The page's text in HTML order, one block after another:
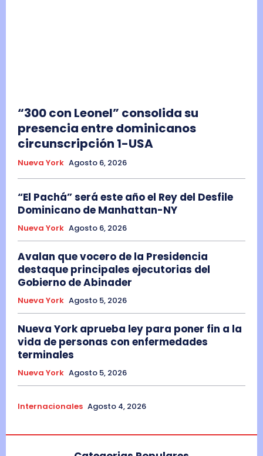
“300 con Leonel” consolida su
presencia entre dominicanos
circunscripción 1-USA
Nueva York Agosto 6, 2026
“El Pachá” será este año el Rey del Desfile
Dominicano de Manhattan-NY
Nueva York Agosto 6, 2026
Avalan que vocero de la Presidencia
destaque principales ejecutorias del
Gobierno de Abinader
Nueva York Agosto 5, 2026
Nueva York aprueba ley para poner fin a la
vida de personas con enfermedades
terminales
Nueva York Agosto 5, 2026
Internacionales Agosto 4, 2026